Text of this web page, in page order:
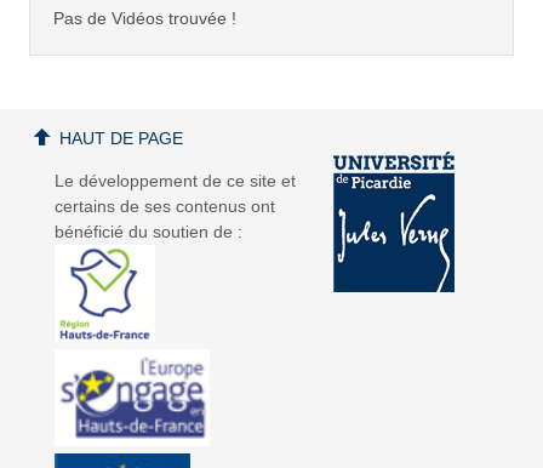
Pas de Vidéos trouvée !
Le développement de ce site et
certains de ses contenus ont
bénéficié du soutien de :
HAUT DE PAGE